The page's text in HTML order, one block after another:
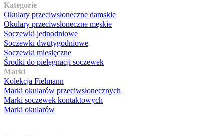
Kategorie
Okulary przeciwsłoneczne damskie
Okulary przeciwsłoneczne męskie
Soczewki jednodniowe
Soczewki dwutygodniowe
Soczewki miesięczne
Środki do pielęgnacji soczewek
Marki
Kolekcja Fielmann
Marki okularów przeciwsłonecznych
Marki soczewek kontaktowych
Marki okularów